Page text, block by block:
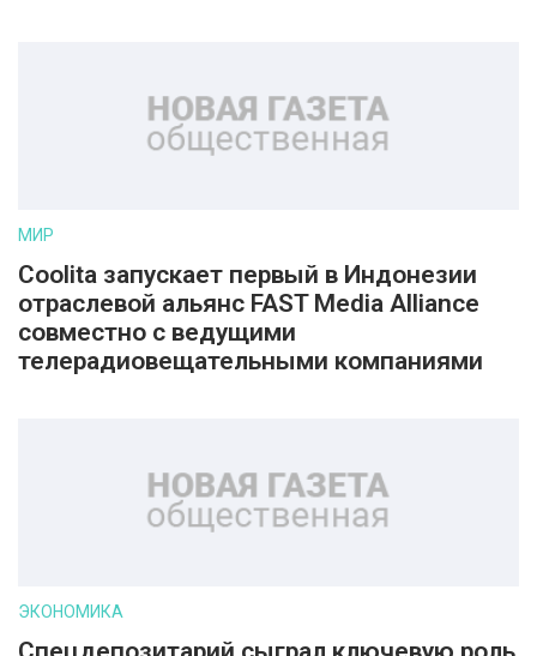
МИР
Coolita запускает первый в Индонезии
отраслевой альянс FAST Media Alliance
совместно с ведущими
телерадиовещательными компаниями
ЭКОНОМИКА